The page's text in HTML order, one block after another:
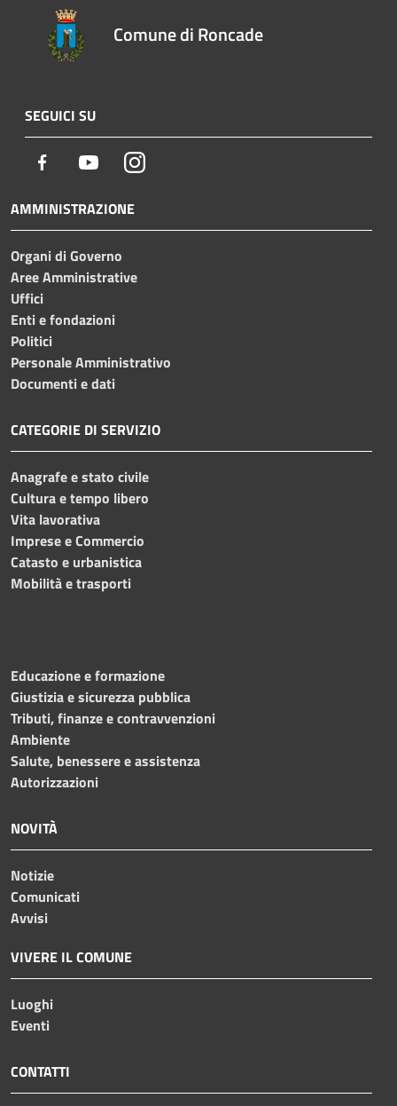
Comune di Roncade
SEGUICI SU
Facebook YoutubeInstagram
AMMINISTRAZIONE
Organi di Governo
Aree Amministrative
Uffici
Enti e fondazioni
Politici
Personale Amministrativo
Documenti e dati
CATEGORIE DI SERVIZIO
Anagrafe e stato civile
Cultura e tempo libero
Vita lavorativa
Imprese e Commercio
Catasto e urbanistica
Mobilità e trasporti
Educazione e formazione
Giustizia e sicurezza pubblica
Tributi, finanze e contravvenzioni
Ambiente
Salute, benessere e assistenza
Autorizzazioni
NOVITÀ
Notizie
Comunicati
Avvisi
VIVERE IL COMUNE
Luoghi
Eventi
CONTATTI